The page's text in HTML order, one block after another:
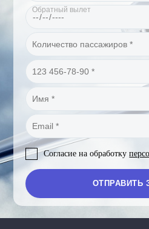
Согласие на обработку